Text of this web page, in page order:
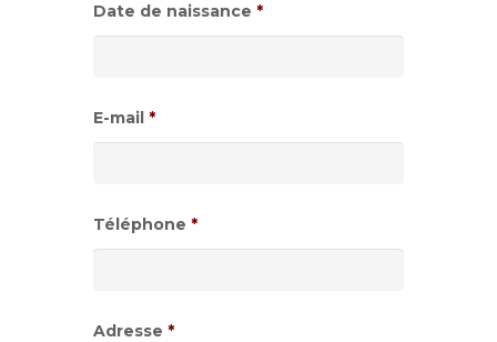
Date de naissance *
de
date
MM
E-mail *
Téléphone *
Adresse *